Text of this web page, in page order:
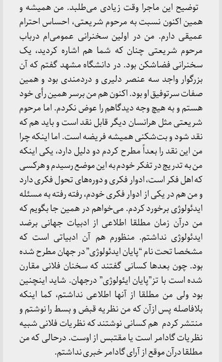
توضیح این ماجرا وقت زیادی می‌طلبد. من همیشه و
همین اکنون نسبت به مرحوم شریعتی، احساس احترام
عمیقی دارم. من در اولین سخنرانی عمومی‌ام درباب
مرحوم شریعتی چنان که شما هم اشاره کردید، یک
سخنرانی فضاشکن بود. در دانشگاه مشهد گفتم که آن
بزرگوار واجد سه عنصر دلیری و دردمندی بود و همین
صفات سرتوفیق او بود. اکنون هم من برسر همین رأی خود
هستم و به هیچ وجه دیدگاهم را عوض نکردم. اما مرحوم
شریعتی مثل هرانسان دیگر قابل نقد است و باید هم که
نقد شود و بت‌شکنی همیشه فریضه است. اما اینکه چرا
من این نقد را بعداً مطرح کردم دو دلیل دارد، یکی اینکه
من به تدریج در تفکر خودم به این موضع رسیدم و هرکسی
که اهل فکر است، ادوار فکری و دوره‌های تحول فکری دارد
و من هم در یکی از ادوار فکری خودم، رفته رفته به مسئله
ایدئولوژی برخورد کردم. می‌خواهم در همین جا بگویم که
من درآن زمان مطلقا اطلاعی از ادبیات جهانی برضد
ایدئولوژی نداشتم. منظورم هم آن ادبیاتی است که
مشخصا تحت نام “پایان ایدئولوژی” در جهان مطرح شده
بود. چون بعدها کسانی گفتند که سخنان فلانی مقارن
شده است با تز”پایان ایئولوژی” درجهان. شاید اینچنین
بود ولی من مطلقا از آنها اطلاعی نداشتم، کما اینکه
بلافاصله پس ازآن که من نظریه قبض و بسط را نوشتم و
منتشر کردم هم کسانی نوشتند که نظریات فلانی شبیه
نظریات گادامر است یا مقتبس از اوست. درحالی که من
مطلقا درآن موقع از آرای گادامر خبری نداشتم.